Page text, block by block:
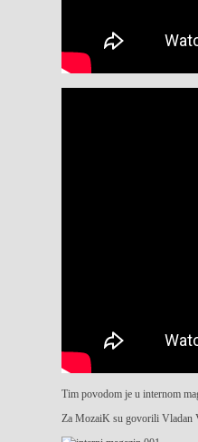
Tim povodom je u internom
Za MozaiK su govorili Vladan